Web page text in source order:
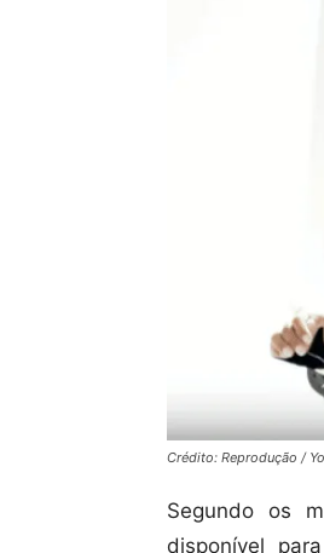
Crédito: Reprodução /
Segundo os
disponível